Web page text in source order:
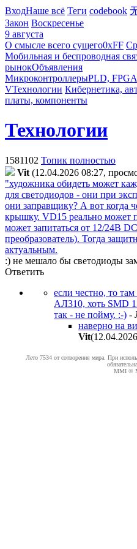
ВходНаше всё Теги codebook
Закон Воскресенье
9 августа
О смысле всего сущего0xFF
Мобильная и беспроводная
рынокОбъявления
МикроконтроллерыPLD,
VТехнологии Кибернетика,
платы, компоненты
Технологии
1581102 Топик полностью
Vit (12.04.2026 08:27,
"художника обидеть может
для светодиодов - они при
они заправщику? А вот когда
крышку. VD15 реально может
может запитаться от 12/24В
преобразователь). Тогда
актуальным.
:) не мешало бы светодиоды
Ответить
если честно, то
АЛ310, хоть SMD
так - не пойму. :-) -
наверно на
Vit
Лето 7534 от сотворения мира. При
обязательна.
MMI ©